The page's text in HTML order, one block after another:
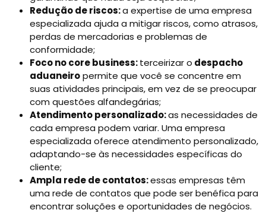
Redução de riscos:a expertise de uma empresa
especializada ajuda a mitigar riscos, como atrasos,
perdas de mercadorias e problemas de
conformidade;
Foco no core business:terceirizar o despacho
aduaneiropermite que você se concentre em
suas atividades principais, em vez de se preocupar
com questões alfandegárias;
Atendimento personalizado:as necessidades de
cada empresa podem variar. Uma empresa
especializada oferece atendimento personalizado,
adaptando-se às necessidades específicas do
cliente;
Ampla rede de contatos:essas empresas têm
uma rede de contatos que pode ser benéfica para
encontrar soluções e oportunidades de negócios.